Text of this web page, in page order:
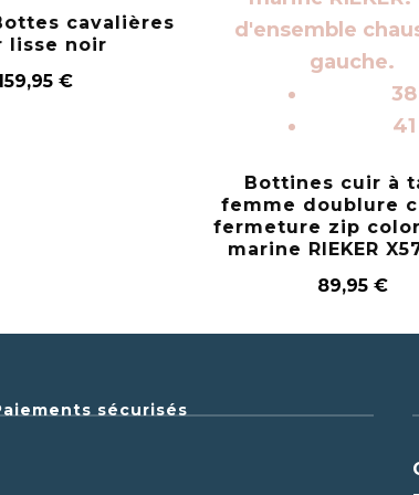
cavalières
lisse noir
€
38
41
Bottines cuir à
femme doublure
fermeture zip
marine RIEKER
89,95 €
sécurisés